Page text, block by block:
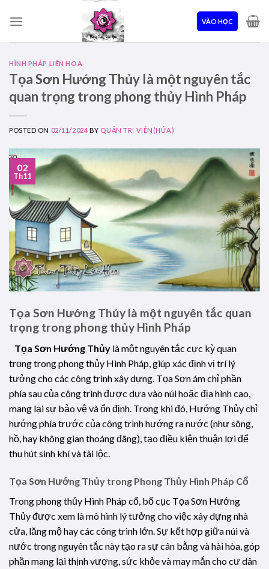
VÀO HỌC
HÌNH PHÁP LIÊN HOA
Tọa Sơn Hướng Thủy là một nguyên tắc
quan trọng trong phong thủy Hình Pháp
POSTED ON 02/11/2024 BY QUẢN TRỊ VIÊN(HỨA)
02
Th11
Tọa Sơn Hướng Thủy là một nguyên tắc quan
trọng trong phong thủy Hình Pháp
Tọa Sơn Hướng Thủy là một nguyên tắc cực kỳ quan
trọng trong phong thủy Hình Pháp, giúp xác định vị trí lý
tưởng cho các công trình xây dựng. Tọa Sơn ám chỉ phần
phía sau của công trình được dựa vào núi hoặc địa hình cao,
mang lại sự bảo vệ và ổn định. Trong khi đó, Hướng Thủy chỉ
hướng phía trước của công trình hướng ra nước (như sông,
hồ, hay không gian thoáng đãng), tạo điều kiện thuận lợi để
thu hút sinh khí và tài lộc.
Tọa Sơn Hướng Thủy trong Phong Thủy Hình Pháp Cổ
Trong phong thủy Hình Pháp cổ, bố cục Tọa Sơn Hướng
Thủy được xem là mô hình lý tưởng cho việc xây dựng nhà
cửa, lăng mộ hay các công trình lớn. Sự kết hợp giữa núi và
nước trong nguyên tắc này tạo ra sự cân bằng và hài hòa, góp
phần mang lại thịnh vượng, sức khỏe và may mắn cho cư dân